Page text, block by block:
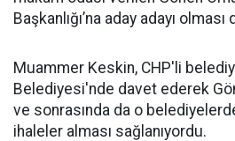
Başkanlığı’na aday adayı
Muammer Keskin, CHP'li
Belediyesi'nde davet ederek
ve sonrasında da o
ihaleler alması sağlanıyordu.